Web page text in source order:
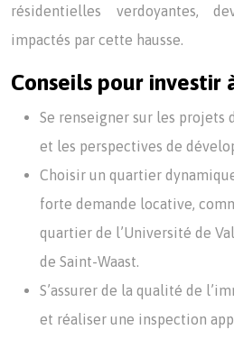
résidentielles verdoyantes,
impactés par cette hausse.
Conseils pour investir
Se renseigner sur les projets
et les perspectives de
Choisir un quartier
forte demande locative,
quartier de l’Université de
de Saint-Waast.
S’assurer de la qualité de
et réaliser une inspection